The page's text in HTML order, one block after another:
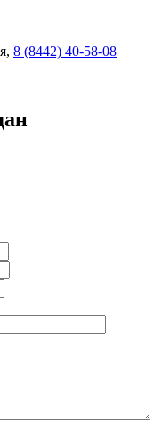
8 (8442) 40-58-08